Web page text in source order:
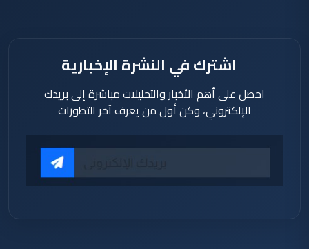
اشترك في النشرة الإخبارية
احصل على أهم الأخبار والتحليلات مباشرة إلى بريدك
الإلكتروني، وكن أول من يعرف آخر التطورات